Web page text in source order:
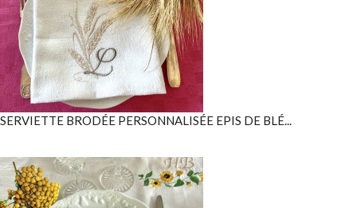
SERVIETTE BRODÉE PERSONNALISÉE EPIS DE BLÉ...